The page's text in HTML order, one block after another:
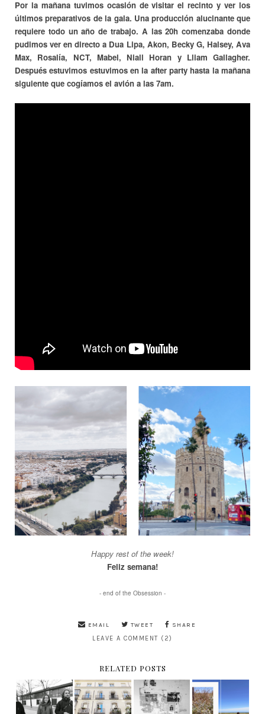
Por la mañana tuvimos ocasión de visitar el recinto y ver los
últimos preparativos de la gala. Una producción alucinante que
requiere todo un año de trabajo. A las 20h comenzaba donde
pudimos ver en directo a Dua Lipa, Akon, Becky G, Halsey, Ava
Max, Rosalía, NCT, Mabel, Niall Horan y Lliam Gallagher.
Después estuvimos estuvimos en la after party hasta la mañana
siguiente que cogíamos el avión a las 7am.
Happy rest of the week!
Feliz semana!
- end of the Obsession -
EMAIL TWEET SHARE
LEAVE A COMMENT (2)
RELATED POSTS